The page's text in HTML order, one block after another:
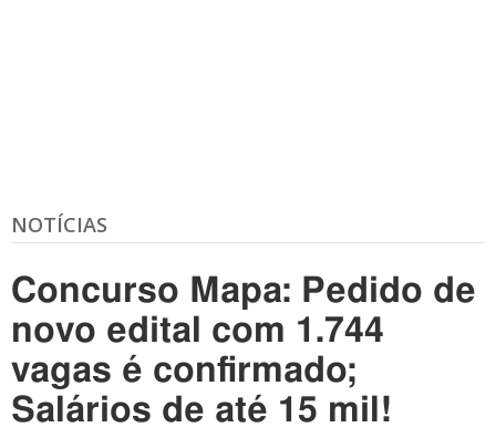
NOTÍCIAS
Concurso Mapa: Pedido de
novo edital com 1.744
vagas é confirmado;
Salários de até 15 mil!